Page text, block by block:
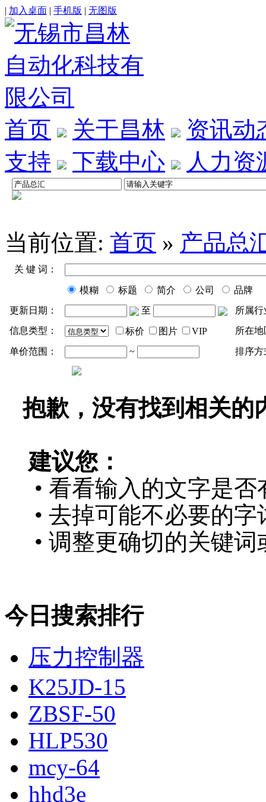
| 加入桌面 | 手机版 | 无图版
首页 关于昌林
资讯动
支持
下载中心 人力资
当前位置: 首页 » 产品总
关 键 词：
模糊 标题 简介 公司
品牌
更新日期：
至
所属行
信息类型：
标价 图片 VIP 所在地
单价范围： ~ 排序方
抱歉，没有找到相关的
建议您：
• 看看输入的文字是否
• 去掉可能不必要的字
• 调整更确切的关键
今日搜索排行
压力控制器
K25JD-15
ZBSF-50
HLP530
mcy-64
hhd3e